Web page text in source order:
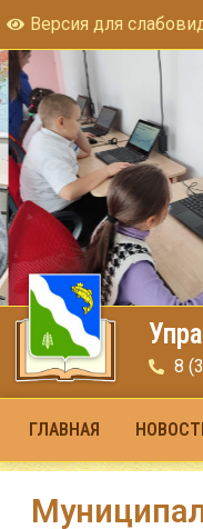
Версия для
8
ГЛАВНАЯ